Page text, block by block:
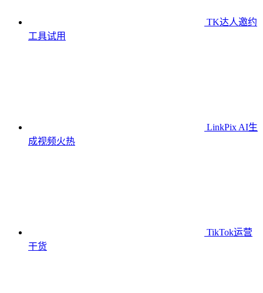
TK达人邀约
工具试用
LinkPix AI生
成视频火热
TikTok运营
干货